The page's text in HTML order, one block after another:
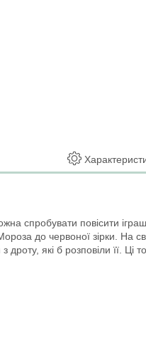
спробувати повісити
до червоної зірки.
дроту, які б розповіли її.